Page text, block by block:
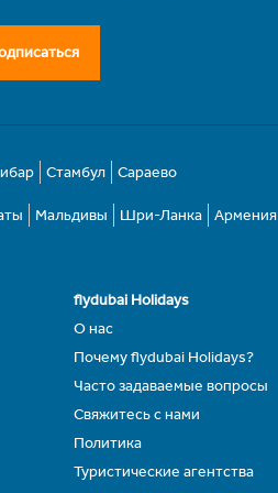
Стамбул Сараево
Мальдивы Шри-Ланка Армения
flydubai Holidays
О нас
Почему flydubai Holidays?
Часто задаваемые вопросы
Свяжитесь с нами
Политика
Туристические агентства